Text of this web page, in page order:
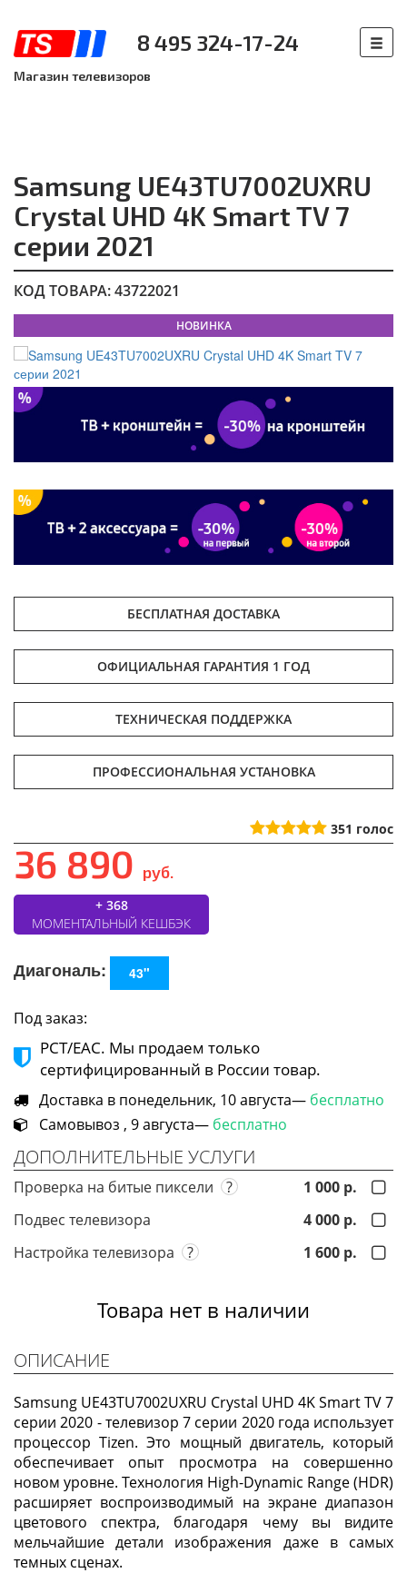
8 495 324-17-24
Магазин телевизоров
Samsung UE43TU7002UXRU
Crystal UHD 4K Smart TV 7
серии 2021
КОД ТОВАРА: 43722021
НОВИНКА
БЕСПЛАТНАЯ ДОСТАВКА
ОФИЦИАЛЬНАЯ ГАРАНТИЯ 1 ГОД
ТЕХНИЧЕСКАЯ ПОДДЕРЖКА
ПРОФЕССИОНАЛЬНАЯ УСТАНОВКА
351 голос
36 890 руб.
+ 368
МОМЕНТАЛЬНЫЙ КЕШБЭК
Диагональ: 43"
Под заказ:
РСТ/ЕАС. Мы продаем только
сертифицированный в России товар.
Доставка в понедельник, 10 августа— бесплатно
Самовывоз , 9 августа— бесплатно
ДОПОЛНИТЕЛЬНЫЕ УСЛУГИ
Проверка на битые пиксели ?
1 000 р.
Подвес телевизора
4 000 р.
Настройка телевизора
? 1 600 р.
Товара нет в наличии
ОПИСАНИЕ
Samsung UE43TU7002UXRU Crystal UHD 4K Smart TV 7
серии 2020 - телевизор 7 серии 2020 года использует
процессор Tizen. Это мощный двигатель, который
обеспечивает опыт просмотра на совершенно
новом уровне. Технология High-Dynamic Range (HDR)
расширяет воспроизводимый на экране диапазон
цветового спектра, благодаря чему вы видите
мельчайшие детали изображения даже в самых
темных сценах.